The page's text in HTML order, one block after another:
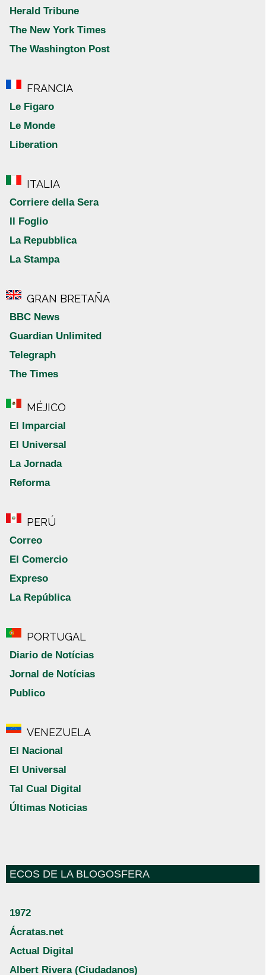
Herald Tribune
The New York Times
The Washington Post
FRANCIA
Le Figaro
Le Monde
Liberation
ITALIA
Corriere della Sera
Il Foglio
La Repubblica
La Stampa
GRAN BRETAÑA
BBC News
Guardian Unlimited
Telegraph
The Times
MÉJICO
El Imparcial
El Universal
La Jornada
Reforma
PERÚ
Correo
El Comercio
Expreso
La República
PORTUGAL
Diario de Notícias
Jornal de Notícias
Publico
VENEZUELA
El Nacional
El Universal
Tal Cual Digital
Últimas Noticias
ECOS DE LA BLOGOSFERA
1972
Ácratas.net
Actual Digital
Albert Rivera (Ciudadanos)